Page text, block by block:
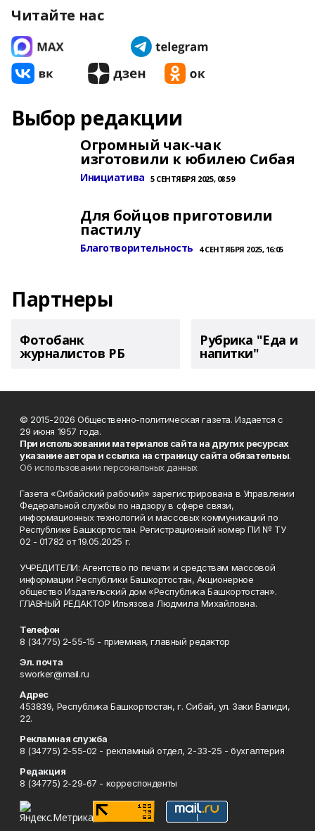
Читайте нас
Выбор редакции
Огромный чак-чак
изготовили к юбилею Сибая
Инициатива 5 СЕНТЯБРЯ 2025, 08:59
Для бойцов приготовили
пастилу
Благотворительность 4 СЕНТЯБРЯ 2025, 16:05
Партнеры
Фотобанк
журналистов РБ
Рубрика "Еда и
напитки"
© 2015-2026 Общественно-политическая газета. Издается с
29 июня 1957 года.
При использовании материалов сайта на других ресурсах
указание автора и ссылка на страницу сайта обязательны.
Об использовании персональных данных
Газета «Сибайский рабочий» зарегистрирована в Управлении
Федеральной службы по надзору в сфере связи,
информационных технологий и массовых коммуникаций по
Республике Башкортостан. Регистрационный номер ПИ № ТУ
02 - 01782 от 19.05.2025 г.
УЧРЕДИТЕЛИ: Агентство по печати и средствам массовой
информации Республики Башкортостан, Акционерное
общество Издательский дом «Республика Башкортостан».
ГЛАВНЫЙ РЕДАКТОР Ильязова Людмила Михайловна.
Телефон
8 (34775) 2-55-15 - приемная, главный редактор
Эл. почта
sworker@mail.ru
Адрес
453839, Республика Башкортостан, г. Сибай, ул. Заки Валиди,
22.
Рекламная служба
8 (34775) 2-55-02 - рекламный отдел, 2-33-25 - бухгалтерия
Редакция
8 (34775) 2-29-67 - корреспонденты